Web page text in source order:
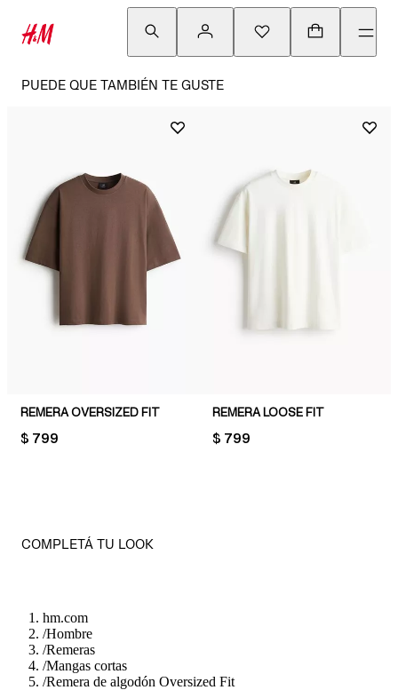
PUEDE QUE TAMBIÉN TE GUSTE
REMERA OVERSIZED FIT
PRICE:
$ 799
REMERA LOOSE FIT
PRICE:
$ 799
COMPLETÁ TU LOOK
hm.com
/Hombre
/Remeras
/Mangas cortas
/Remera de algodón Oversized Fit